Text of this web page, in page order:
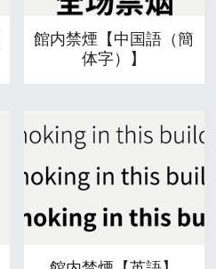
館内禁煙【中国語（簡
体字）】